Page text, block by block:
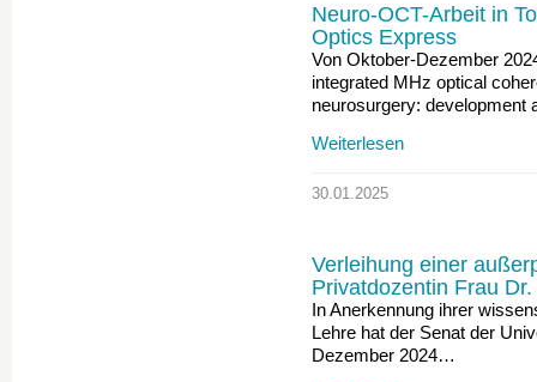
Neuro-OCT-Arbeit in
Optics Express
Von Oktober-Dezember
integrated MHz optical
neurosurgery: development
Weiterlesen
30.01.2025
Verleihung einer
Privatdozentin Frau
In Anerkennung ihrer
Lehre hat der Senat der
Dezember 2024…